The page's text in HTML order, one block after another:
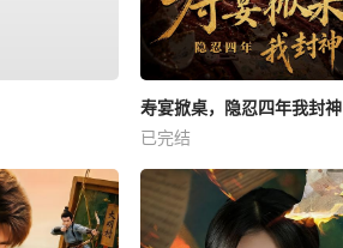
寿宴掀桌，隐忍四年我封神
已完结